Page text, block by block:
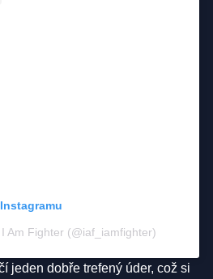
Am Fighter (@iaf_iamfighter)
jeden dobře trefený úder, což si